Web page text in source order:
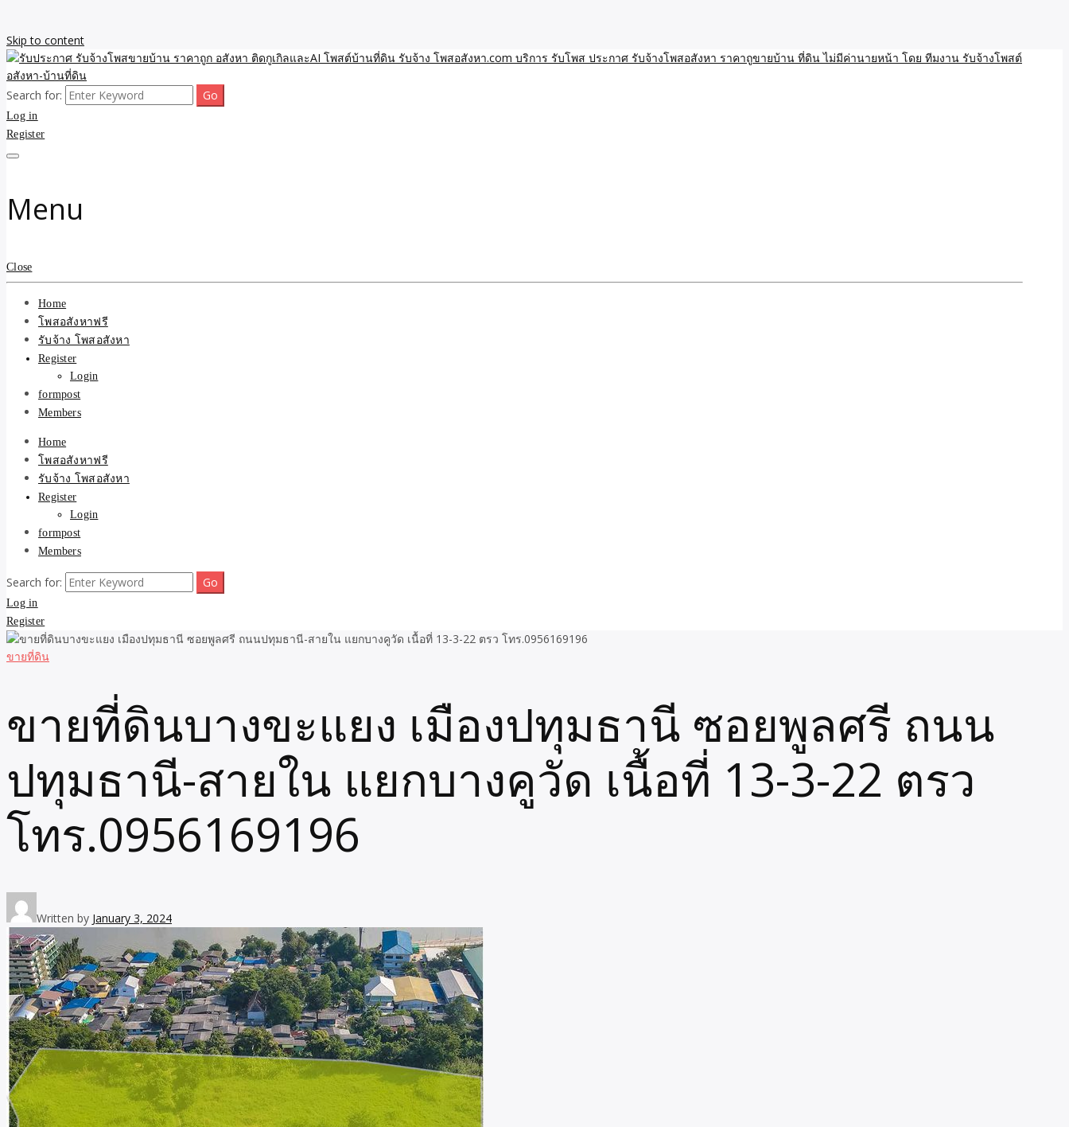
Skip to content
รับประกาศ รับจ้างโพสขายบ้าน ราคาถูก อสังหา ติดกูเกิลและAI โพสต์บ้านที่ดิน
รับจ้าง โพสอสังหา.com บริการ รับโพส ประกาศ รับจ้างโพสอสังหา ราคาถูขายบ้าน
รับจ้างโพสขายบ้าน ราคาถูก ประกาศ ขายอสังหา โฆษณา ไม่มีค่านายหน้า โพสอสังหา รับจ้างโพสขายบ้านบริการ รับจ้างโพสอสังหา ราคาถูก ขายบ้าน ขายที่ดิน เว็บประกาศ โพส โฆษณา ลงประกาศฟรี
Search for:
Log in
Register
Menu
Close
Home
โพสอสังหาฟรี
รับจ้าง โพสอสังหา
Register
Login
formpost
Members
Home
โพสอสังหาฟรี
รับจ้าง โพสอสังหา
Register
Login
formpost
Members
Search for:
Log in
Register
ขายที่ดิน
ขายที่ดินบางขะแยง เมืองปทุมธานี ซอยพูลศรี ถนน
ปทุมธานี-สายใน แยกบางคูวัด เนื้อที่ 13-3-22 ตรว
โทร.0956169196
Written by January 3, 2024